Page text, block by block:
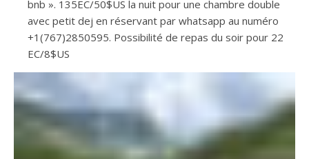
bnb ». 135EC/50$US la nuit pour une chambre double
avec petit dej en réservant par whatsapp au numéro
+1(767)2850595. Possibilité de repas du soir pour 22
EC/8$US